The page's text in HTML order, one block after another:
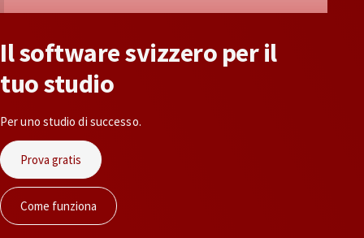
Ilsoftwaresvizzero per il
tuostudio
Per uno studio di successo.
Prova gratis
Come funziona